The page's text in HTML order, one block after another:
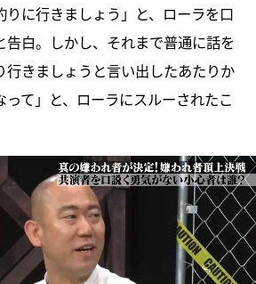
りに行きましょう」と、ローラを口
告白。しかし、それまで普通に話を
行きましょうと言い出したあたりか
って」と、ローラにスルーされたこ